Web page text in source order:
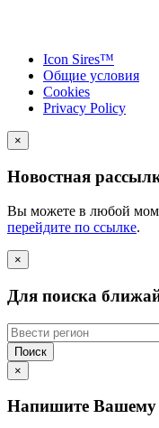
Icon Sires™
Общие условия
Cookies
Privacy Policy
×
Новостная
Вы можете в любой
перейдите по ссылке.
×
Для поиска
Поиск
×
Напишите Вашему